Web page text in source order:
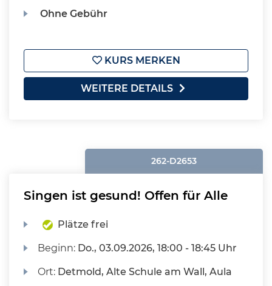
Ohne Gebühr
KURS MERKEN
WEITERE DETAILS
262-D2653
Singen ist gesund! Offen für Alle
Plätze frei
Beginn: Do., 03.09.2026, 18:00 - 18:45 Uhr
Ort: Detmold, Alte Schule am Wall, Aula